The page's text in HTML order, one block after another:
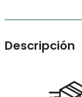
Descripción
colores